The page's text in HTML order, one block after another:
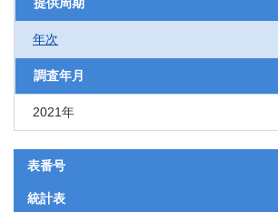
提供周期
年次
調査年月
2021年
表番号
統計表